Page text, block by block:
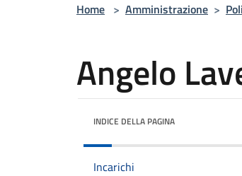
Home > Amministrazione >
Angelo
INDICE DELLA PAGINA
Incarichi